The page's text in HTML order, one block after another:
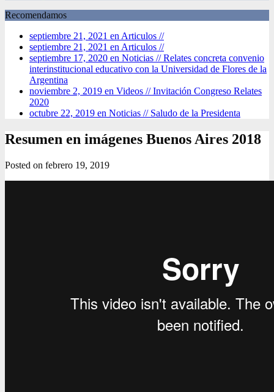
Recomendamos
septiembre 21, 2021 en Articulos //
septiembre 21, 2021 en Articulos //
septiembre 17, 2020 en Noticias //Relates concreta convenio
interinstitucional educativo con la Universidad de Flores de la
Argentina
noviembre 2, 2019 en Videos //Invitación Congreso Relates
2020
octubre 22, 2019 en Noticias // Saludo de la Presidenta
Resumen en imágenes Buenos Aires 2018
Posted on febrero 19, 2019